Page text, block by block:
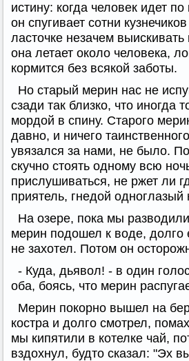
истину: когда человек идет
он спугивает сотни
ласточке незачем выискивать
она летает около человека,
кормится без всякой заботы.
Но старый мерин нас не
сзади так близко, что иногда
мордой в спину. Старого
давно, и ничего
увязался за нами, не было.
скучно стоять одному всю
прислушиваться, не ржет ли
приятель, гнедой одноглазый
На озере, пока мы
мерин подошел к воде, долго
не захотел. Потом он
- Куда, дьявол! - в один
оба, боясь, что мерин
Мерин покорно вышел на
костра и долго смотрел,
мы кипятили в котелке чай,
вздохнул, будто сказал: "Эх